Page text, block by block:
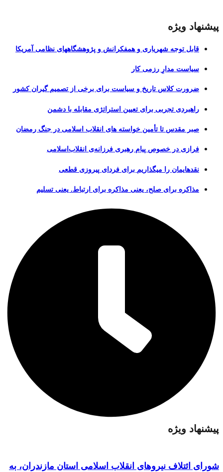
پیشنهاد ویژه
قابل توجه شهریاری و همفکرانش و پژوهشگاههای نظامی آمریکا
سیاست مدارِ رزمی کار
ضرورت کلاس تاریخ و سیاست برای برخی از تصمیم گیران کشور
راهبردی تجربی برای تعیین استراتژی مقابله با دشمن
صبر مقدس تا تأمین خواسته های انقلاب اسلامی در جنگ رمضان
فرازی در خصوص پیام رهبری فرزانه‌ی انقلاب‌اسلامی
نقدهایمان را میگذاریم برای فردای پیروزی قطعی
مذاکره برای صلح، یعنی مذاکره برای ارتباط. یعنی تسلیم
پیشنهاد ویژه
شورای ائتلاف نیروهای انقلاب اسلامی استان مازندران، به